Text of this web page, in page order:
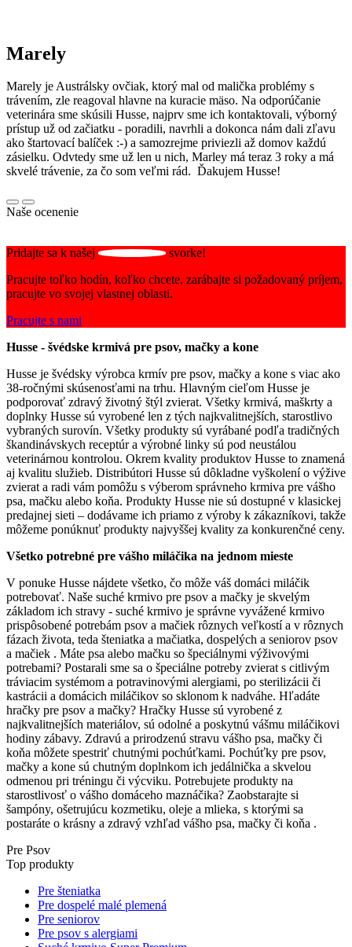
Marely
Marely je Austrálsky ovčiak, ktorý mal od malička problémy s
trávením, zle reagoval hlavne na kuracie mäso. Na odporúčanie
veterinára sme skúsili Husse, najprv sme ich kontaktovali, výborný
prístup už od začiatku - poradili, navrhli a dokonca nám dali zľavu
ako štartovací balíček :-) a samozrejme priviezli až domov každú
zásielku. Odvtedy sme už len u nich, Marley má teraz 3 roky a má
skvelé trávenie, za čo som veľmi rád. Ďakujem Husse!
Naše ocenenie
Pridajte sa k našej
svorke!
Pracujte toľko hodín, koľko chcete, zarábajte si požadovaný príjem,
pracujte vo svojej vlastnej oblasti.
Pracujte s nami
Husse - švédske krmivá pre psov, mačky a kone
Husse je švédsky výrobca krmív pre psov, mačky a kone s viac ako
38-ročnými skúsenosťami na trhu. Hlavným cieľom Husse je
podporovať zdravý životný štýl zvierat. Všetky krmivá, maškrty a
doplnky Husse sú vyrobené len z tých najkvalitnejších, starostlivo
vybraných surovín. Všetky produkty sú vyrábané podľa tradičných
škandinávskych receptúr a výrobné linky sú pod neustálou
veterinárnou kontrolou. Okrem kvality produktov Husse to znamená
aj kvalitu služieb. Distribútori Husse sú dôkladne vyškolení o výžive
zvierat a radi vám pomôžu s výberom správneho krmiva pre vášho
psa, mačku alebo koňa. Produkty Husse nie sú dostupné v klasickej
predajnej sieti – dodávame ich priamo z výroby k zákazníkovi, takže
môžeme ponúknuť produkty najvyššej kvality za konkurenčné ceny.
Všetko potrebné pre vášho miláčika na jednom mieste
V ponuke Husse nájdete všetko, čo môže váš domáci miláčik
potrebovať. Naše suché krmivo pre psov a mačky je skvelým
základom ich stravy - suché krmivo je správne vyvážené krmivo
prispôsobené potrebám psov a mačiek rôznych veľkostí a v rôznych
fázach života, teda šteniatka a mačiatka, dospelých a seniorov psov
a mačiek . Máte psa alebo mačku so špeciálnymi výživovými
potrebami? Postarali sme sa o špeciálne potreby zvierat s citlivým
tráviacim systémom a potravinovými alergiami, po sterilizácii či
kastrácii a domácich miláčikov so sklonom k nadváhe. Hľadáte
hračky pre psov a mačky? Hračky Husse sú vyrobené z
najkvalitnejších materiálov, sú odolné a poskytnú vášmu miláčikovi
hodiny zábavy. Zdravú a prirodzenú stravu vášho psa, mačky či
koňa môžete spestriť chutnými pochúťkami. Pochúťky pre psov,
mačky a kone sú chutným doplnkom ich jedálnička a skvelou
odmenou pri tréningu či výcviku. Potrebujete produkty na
starostlivosť o vášho domáceho maznáčika? Zaobstarajte si
šampóny, ošetrujúcu kozmetiku, oleje a mlieka, s ktorými sa
postaráte o krásny a zdravý vzhľad vášho psa, mačky či koňa .
Pre Psov
Top produkty
Pre šteniatka
Pre dospelé malé plemená
Pre seniorov
Pre psov s alergiami